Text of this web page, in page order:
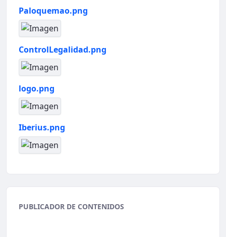
Paloquemao.png
ControlLegalidad.png
logo.png
Iberius.png
PUBLICADOR DE CONTENIDOS